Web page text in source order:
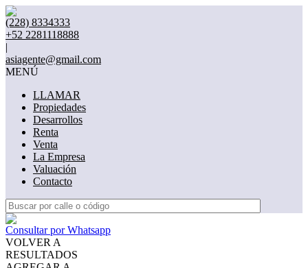
(228) 8334333
+52 2281118888
|
asiagente@gmail.com
MENÚ
LLAMAR
Propiedades
Desarrollos
Renta
Venta
La Empresa
Valuación
Contacto
Consultar por Whatsapp
VOLVER A
RESULTADOS